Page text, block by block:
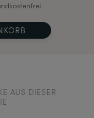
AUS DIESER